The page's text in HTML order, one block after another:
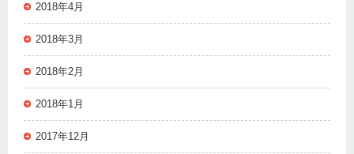
2018年4月
2018年3月
2018年2月
2018年1月
2017年12月